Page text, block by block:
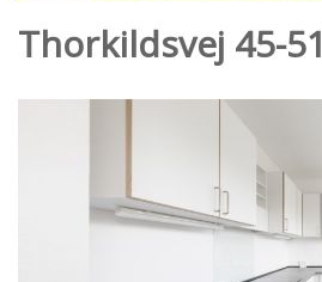
Thorkildsvej 45-51